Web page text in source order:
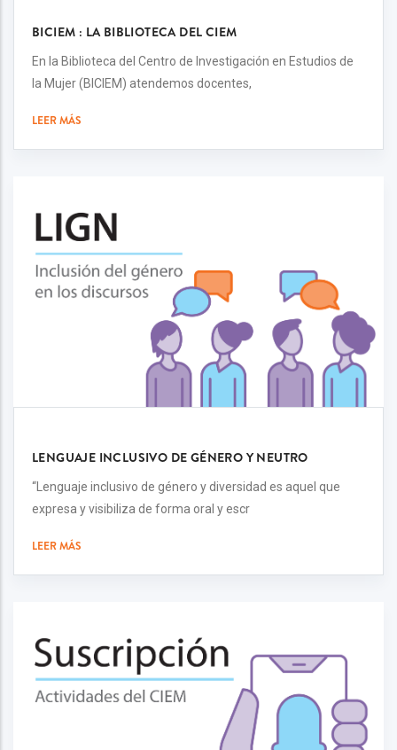
BICIEM : LA BIBLIOTECA DEL CIEM
En la Biblioteca del Centro de Investigación en Estudios de
la Mujer (BICIEM) atendemos docentes,
LEER MÁS
LENGUAJE INCLUSIVO DE GÉNERO Y NEUTRO
“Lenguaje inclusivo de género y diversidad es aquel que
expresa y visibiliza de forma oral y escr
LEER MÁS